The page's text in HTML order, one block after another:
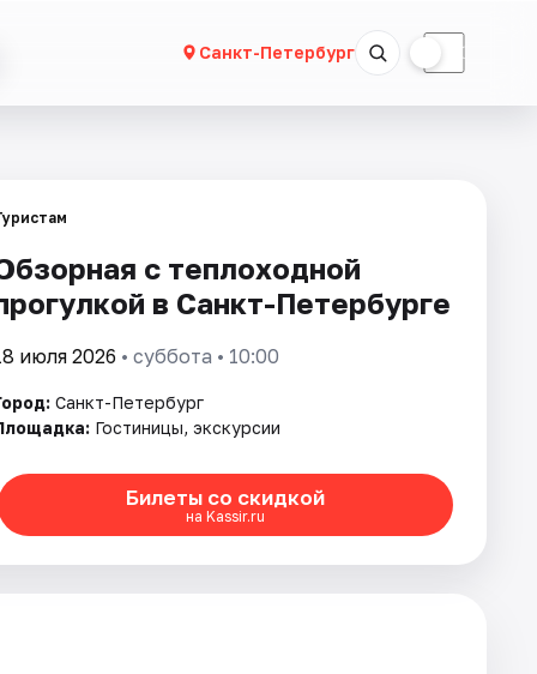
Санкт-Петербург ☾
с теплоходной
в Санкт-Петербурге
июля 2026 • суббота • 10:00
Санкт-Петербург
Гостиницы, экскурсии
Билеты со скидкой
на Kassir.ru